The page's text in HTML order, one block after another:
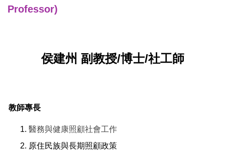
Professor)
侯建州 副教授/博士/社工師
教師專長
醫務與健康照顧社會工作
原住民族與長期照顧政策